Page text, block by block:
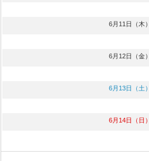
6月11日（木）
6月12日（金）
6月13日（土）
6月14日（日）